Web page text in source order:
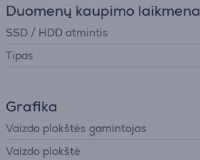
Duomenų kaupimo laikmena
SSD / HDD atmintis
Tipas
Grafika
Vaizdo plokštės gamintojas
Vaizdo plokštė